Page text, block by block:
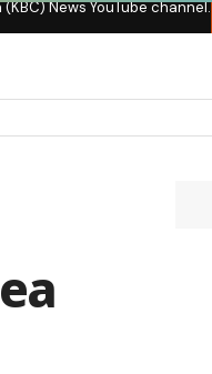
News YouTube channel.